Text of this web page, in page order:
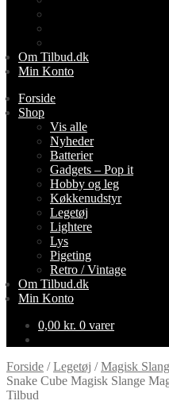
Om Tilbud.dk
Min Konto
Forside
Shop
Vis alle
Nyheder
Batterier
Gadgets – Pop it
Hobby og leg
Køkkenudstyr
Legetøj
Lightere
Lys
Pigeting
Retro / Vintage
Om Tilbud.dk
Min Konto
0,00 kr. 0 varer
Forside /Legetøj /Magisk
Snake Cube Magisk Slange
Tilbud